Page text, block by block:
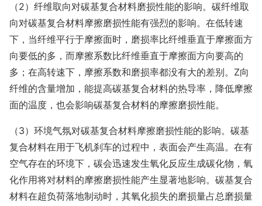
（2）纤维取向对碳基复合材料磨损性能的影响。碳纤维取
向对碳基复合材料摩擦磨损性能有强烈的影响。在低转速
下，当纤维平行于摩擦面时，磨损率比纤维垂直于摩擦面方
向要低的多，而摩擦系数比纤维垂直于摩擦面方向要高的
多；在高转速下，摩擦系数和磨损率都没有大的差别。Z向
纤维的含量增加，能提高碳基复合材料的热导率，降低摩擦
面的温度，也会影响碳基复合材料的摩擦磨损性能。
（3）环境气氛对碳基复合材料摩擦磨损性能的影响。碳基
复合材料在用于飞机刹车的过程中，表面会产生高温。在有
空气存在的环境下，碳会迅速发生氧化反应生成碳化物，氧
化作用将对材料的摩擦磨损性能产生显著地影响。碳基复合
材料在超负荷落地制动时，其氧化损失的磨损量占总磨损量